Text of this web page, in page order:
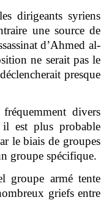
dirigeants syriens
une source de
d’Ahmed al-
ne serait pas le
presque
divers
il est plus probable
le biais de groupes
groupe spécifique.
groupe armé tente
griefs entre